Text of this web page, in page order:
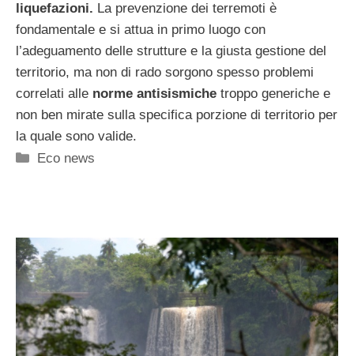
liquefazioni. La prevenzione dei terremoti è
fondamentale e si attua in primo luogo con
l’adeguamento delle strutture e la giusta gestione del
territorio, ma non di rado sorgono spesso problemi
correlati alle norme antisismiche troppo generiche e
non ben mirate sulla specifica porzione di territorio per
la quale sono valide.
Categorie
Eco news